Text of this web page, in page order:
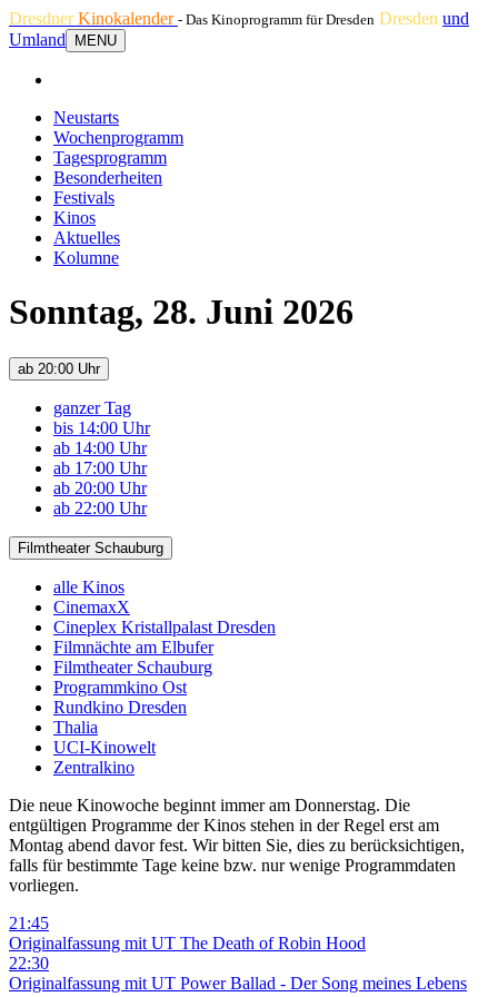
DresdnerKinokalender - Das Kinoprogramm für Dresden Dresden und
Umland
MENU
Neustarts
Wochenprogramm
Tagesprogramm
Besonderheiten
Festivals
Kinos
Aktuelles
Kolumne
Sonntag, 28. Juni 2026
ab 20:00 Uhr
ganzer Tag
bis 14:00 Uhr
ab 14:00 Uhr
ab 17:00 Uhr
ab 20:00 Uhr
ab 22:00 Uhr
Filmtheater Schauburg
alle Kinos
CinemaxX
Cineplex Kristallpalast Dresden
Filmnächte am Elbufer
Filmtheater Schauburg
Programmkino Ost
Rundkino Dresden
Thalia
UCI-Kinowelt
Zentralkino
Die neue Kinowoche beginnt immer am Donnerstag. Die
entgültigen Programme der Kinos stehen in der Regel erst am
Montag abend davor fest. Wir bitten Sie, dies zu berücksichtigen,
falls für bestimmte Tage keine bzw. nur wenige Programmdaten
vorliegen.
21:45
Originalfassung mit UT The Death of Robin Hood
22:30
Originalfassung mit UT Power Ballad - Der Song meines Lebens